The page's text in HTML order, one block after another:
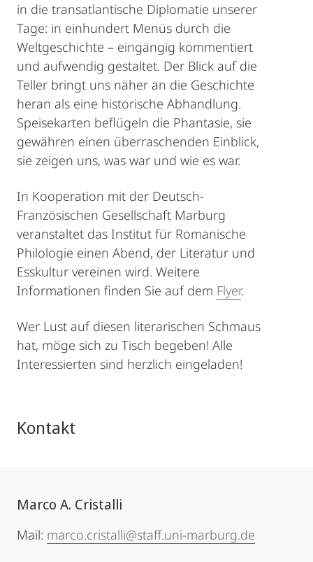
in die transatlantische Diplomatie unserer
Tage: in einhundert Menüs durch die
Weltgeschichte – eingängig kommentiert
und aufwendig gestaltet. Der Blick auf die
Teller bringt uns näher an die Geschichte
heran als eine historische Abhandlung.
Speisekarten beflügeln die Phantasie, sie
gewähren einen überraschenden Einblick,
sie zeigen uns, was war und wie es war.
In Kooperation mit der Deutsch-
Französischen Gesellschaft Marburg
veranstaltet das Institut für Romanische
Philologie einen Abend, der Literatur und
Esskultur vereinen wird. Weitere
Informationen finden Sie auf dem Flyer.
Wer Lust auf diesen literarischen Schmaus
hat, möge sich zu Tisch begeben! Alle
Interessierten sind herzlich eingeladen!
Kontakt
Marco A. Cristalli
Mail: marco.cristalli@staff.uni-marburg.de